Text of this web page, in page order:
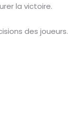
la victoire.
des joueurs.